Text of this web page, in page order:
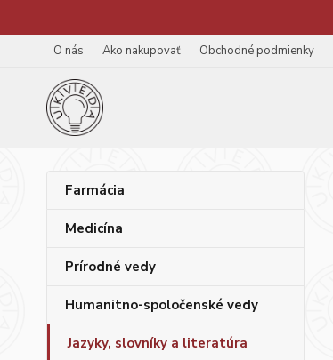
O nás Ako nakupovať Obchodné podmienky
Farmácia
Medicína
Prírodné vedy
Humanitno-spoločenské vedy
Jazyky, slovníky a literatúra